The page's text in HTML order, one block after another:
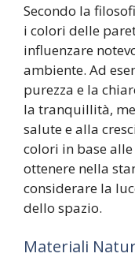
Secondo la
i colori delle
influenzare
ambiente. Ad
purezza e la
la tranquillità,
salute e alla
colori in base
ottenere nella
considerare la
dello spazio.
Materiali